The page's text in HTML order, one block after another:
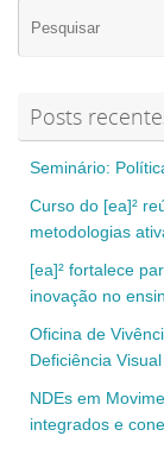
Posts
Seminário:
Curso do [ea]²
metodologias
[ea]² fortalece
inovação no
Oficina de
Deficiência Visual
NDEs em
integrados e